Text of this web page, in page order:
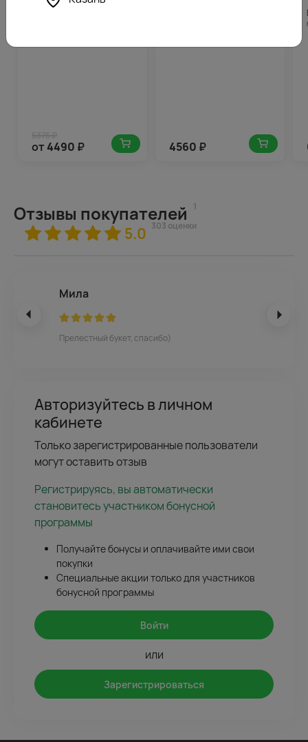
от 4490 ₽ 4560 ₽
Отзывы покупателей 1
5.0 303 оценки
Мила
Прелестный букет, спасибо)
Авторизуйтесь в личном
кабинете
Только зарегистрированные пользователи
могут оставить отзыв
Регистрируясь, вы автоматически
становитесь участником бонусной
программы
Получайте бонусы и оплачивайте ими свои
покупки
Специальные акции только для участников
бонусной программы
Войти
или
Зарегистрироваться